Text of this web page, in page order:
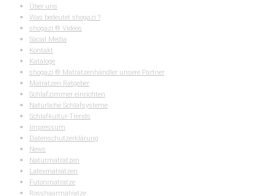
Über uns
Was bedeutet shogazi ?
shogazi ® Videos
Social Media
Kontakt
Kataloge
shogazi ® Matratzenhändler unsere Partner
Matratzen Ratgeber
Schlafzimmer einrichten
Natürliche Schlafsysteme
Schlafkultur-Trends
Impressum
Datenschutzerklärung
News
Naturmatratzen
Latexmatratzen
Futonmatratze
Rosshaarmatratze